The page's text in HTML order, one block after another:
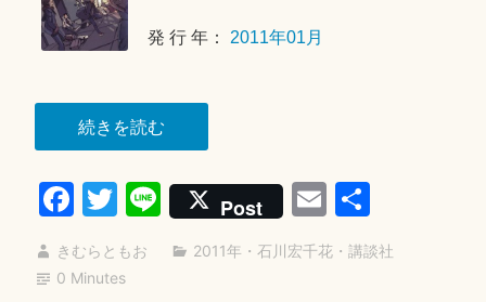
か”
発 行 年： 2011年01月
続きを読む“UFO
は
ま
だ
こ
Fa
ce
bo
T
wi
tte
Li
ne
Post E
m
ail
共
有
きむらともお 2011年 ・ 石川宏千花・ 講談社
0 Minutes